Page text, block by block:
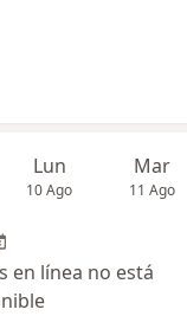
Lun
10 Ago
Mar
11 Ago
en línea no está